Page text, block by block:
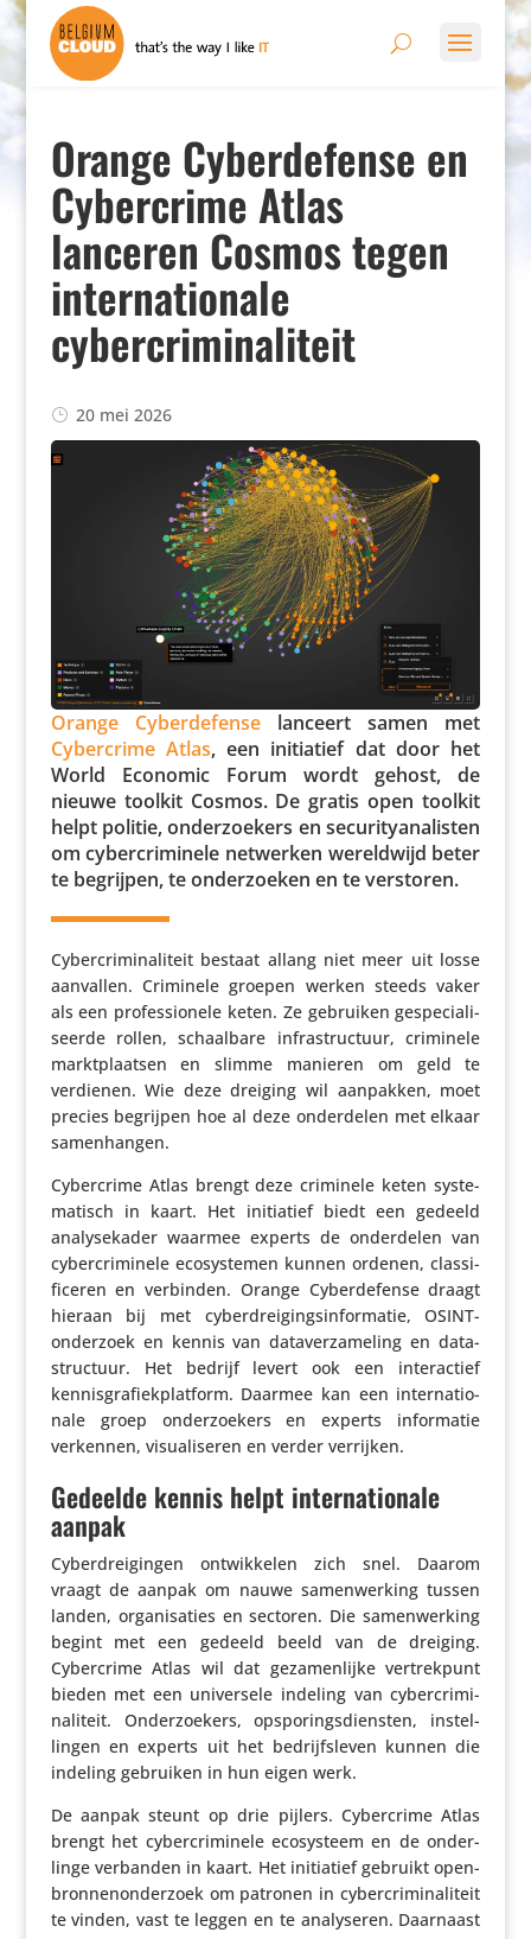
Orange Cyberdefense en
Cybercrime Atlas
lanceren Cosmos tegen
internationale
cybercriminaliteit
20 mei 2026
Orange Cyber­de­fenselanceert samen met
Cyber­crime Atlas, een initi­a­tief dat door het
World Economic Forum wordt gehost, de
nieuwe toolkit Cosmos. De gratis open toolkit
helpt politie, onder­zoe­kers en secu­ri­ty­a­na­listen
om cyber­cri­mi­nele netwerken wereld­wijd beter
te begrijpen, te onder­zoeken en te verstoren.
Cyber­cri­mi­na­li­teit bestaat allang niet meer uit losse
aanvallen. Criminele groepen werken steeds vaker
als een profes­si­o­nele keten. Ze gebruiken gespe­ci­a­li­
seerde rollen, schaal­bare infra­struc­tuur, criminele
markt­plaatsen en slimme manieren om geld te
verdienen. Wie deze dreiging wil aanpakken, moet
precies begrijpen hoe al deze onder­delen met elkaar
samenhangen.
Cyber­crime Atlas brengt deze criminele keten syste­
ma­tisch in kaart. Het initi­a­tief biedt een gedeeld
analy­se­kader waarmee experts de onder­delen van
cyber­cri­mi­nele ecosys­temen kunnen ordenen, clas­si­
fi­ceren en verbinden. Orange Cyber­de­fense draagt
hieraan bij met cyber­drei­gings­in­for­matie, OSINT-
onderzoek en kennis van data­ver­za­me­ling en data­
struc­tuur. Het bedrijf levert ook een inter­ac­tief
kennis­gra­fiek­plat­form. Daarmee kan een inter­na­ti­o­
nale groep onder­zoe­kers en experts infor­matie
verkennen, visu­a­li­seren en verder verrijken.
Gedeelde kennis helpt internationale
aanpak
Cyber­drei­gingen ontwik­kelen zich snel. Daarom
vraagt de aanpak om nauwe samen­wer­king tussen
landen, orga­ni­sa­ties en sectoren. Die samen­wer­king
begint met een gedeeld beeld van de dreiging.
Cyber­crime Atlas wil dat geza­men­lijke vertrek­punt
bieden met een univer­sele indeling van cyber­cri­mi­
na­li­teit. Onder­zoe­kers, opspo­rings­dien­sten, instel­
lingen en experts uit het bedrijfs­leven kunnen die
indeling gebruiken in hun eigen werk.
De aanpak steunt op drie pijlers. Cyber­crime Atlas
brengt het cyber­cri­mi­nele ecosys­teem en de onder­
linge verbanden in kaart. Het initi­a­tief gebruikt open­
bron­nen­on­der­zoek om patronen in cyber­cri­mi­na­li­teit
te vinden, vast te leggen en te analy­seren. Daarnaast